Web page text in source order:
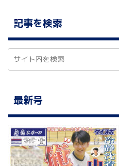
記事を検索
最新号